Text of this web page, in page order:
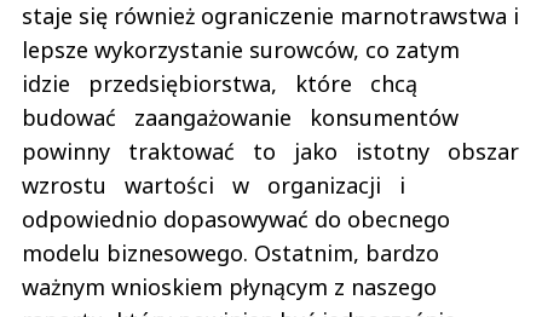
staje się również ograniczenie marnotrawstwa i
lepsze wykorzystanie surowców, co zatym
idzie przedsiębiorstwa, które chcą
budować zaangażowanie konsumentów
powinny traktować to jako istotny obszar
wzrostu wartości w organizacji i
odpowiednio dopasowywać do obecnego
modelu biznesowego. Ostatnim, bardzo
ważnym wnioskiem płynącym z naszego